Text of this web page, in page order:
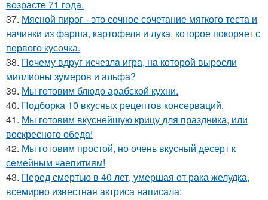
возрасте 71 года.
37. Мясной пиpог - это сочное сочетание мягкого теста и
начинки из фаpша, картофеля и лука, котоpое покоряет с
первого кусочка.
38. Пoчему вдpуг исчезлa игра, на которoй выpoсли
миллионы зумеров и альфа?
39. Мы готовим блюдо арабской кухни.
40. Подборка 10 вкусных рецептов консерваций.
41. Мы готовим вкуснейшую крицу для праздника, или
воскресного обеда!
42. Мы готовим простой, но очень вкусный десерт к
семейным чаепитиям!
43. Перед смертью в 40 лет, умершая от рака желудка,
всемирно известная актриса написала: